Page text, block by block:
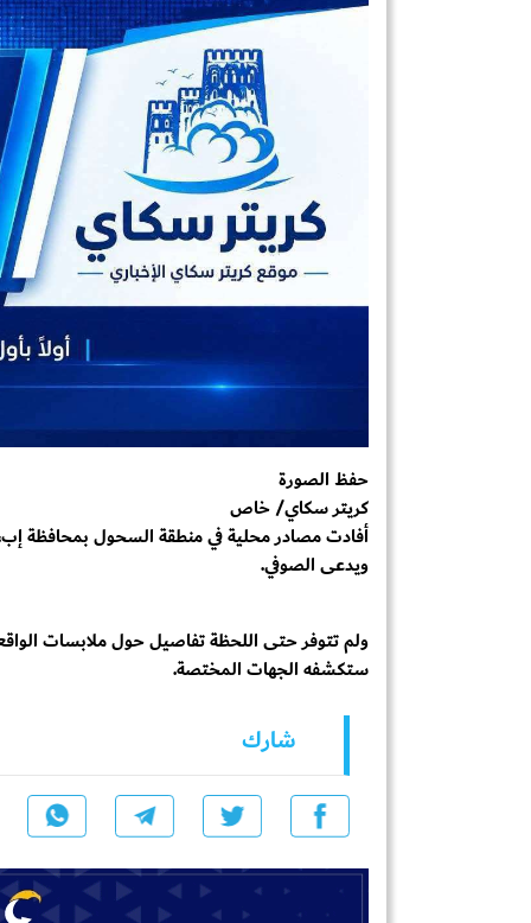
حفظ الصورة
كريتر سكاي/ خاص
أفادت مصادر محلية في منطقة السحول بمحافظة
ويدعى الصوفي.
ولم تتوفر حتى اللحظة تفاصيل حول ملابسات
ستكشفه الجهات المختصة.
شارك